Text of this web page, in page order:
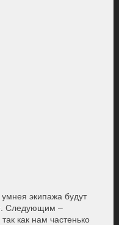
экипажа будут
Следующим –
как нам частенько